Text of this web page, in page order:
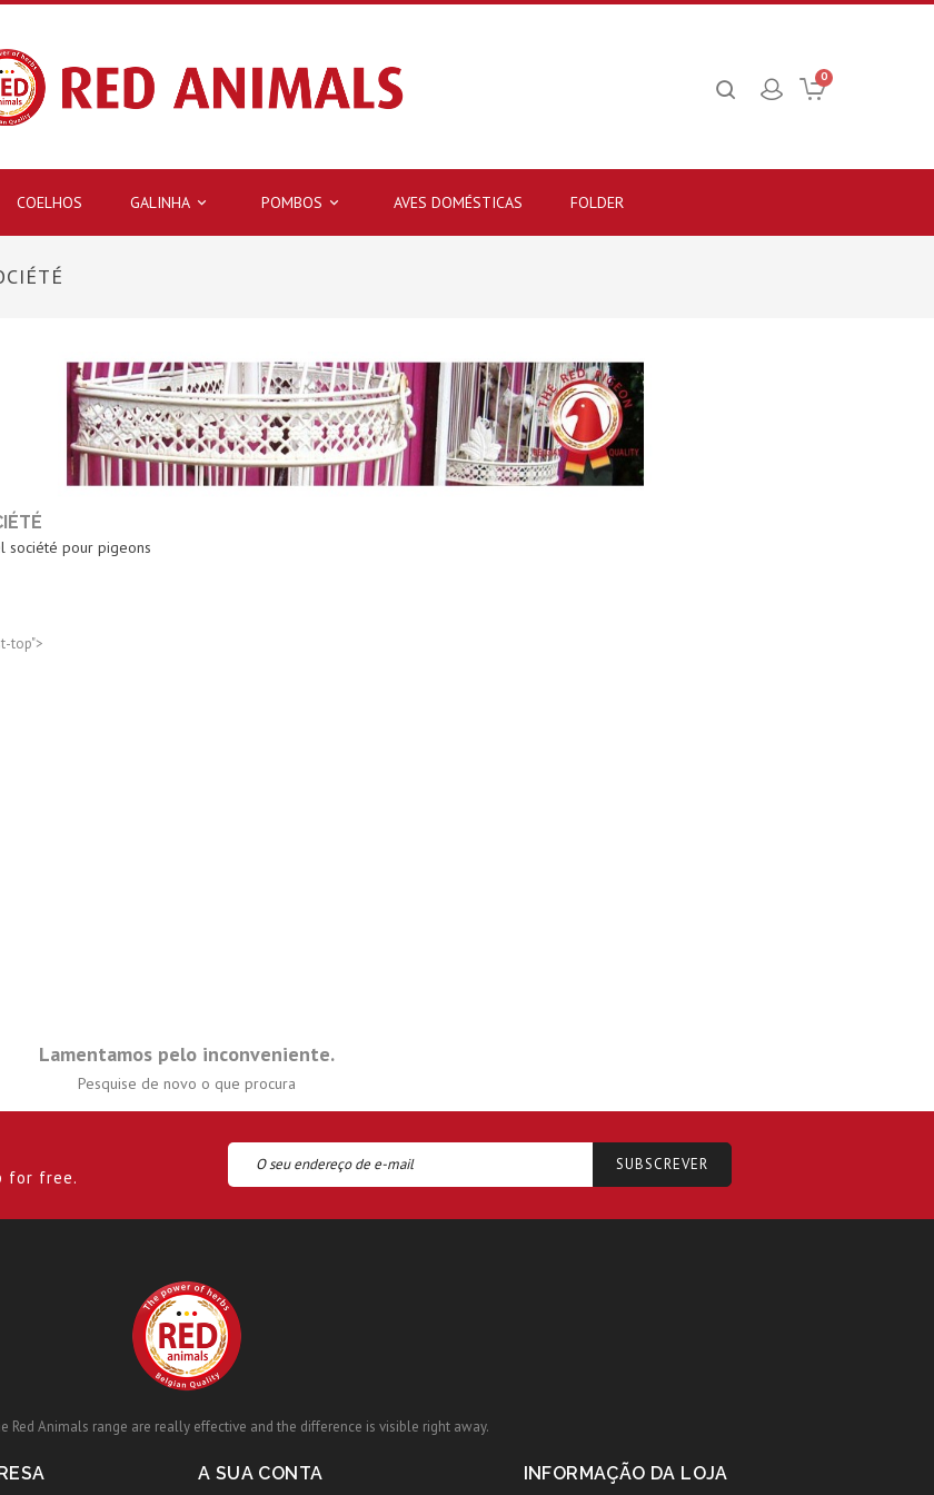
0
COELHOS 
GALINHA 
POMBOS AVES DOMÉSTICAS FOLDER
société pour pigeons
top">
Lamentamos pelo inconveniente.
Pesquise de novo o que procura
for free.
Red Animals range are really effective and the difference is visible right away.
A SUA CONTA INFORMAÇÃO DA LOJA